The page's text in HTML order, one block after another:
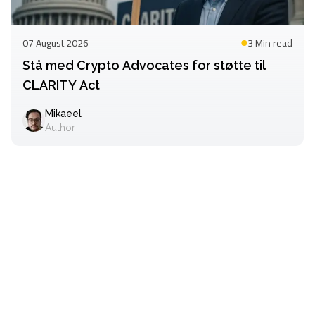
07 August 2026 3 Minread
Stå med Crypto Advocates for støtte til
CLARITY Act
Mikaeel
Author